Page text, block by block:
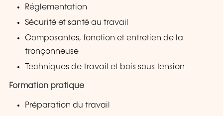
Réglementation
Sécurité et santé au travail
Composantes, fonction et entretien de la
tronçonneuse
Techniques de travail et bois sous tension
Formation pratique
Préparation du travail